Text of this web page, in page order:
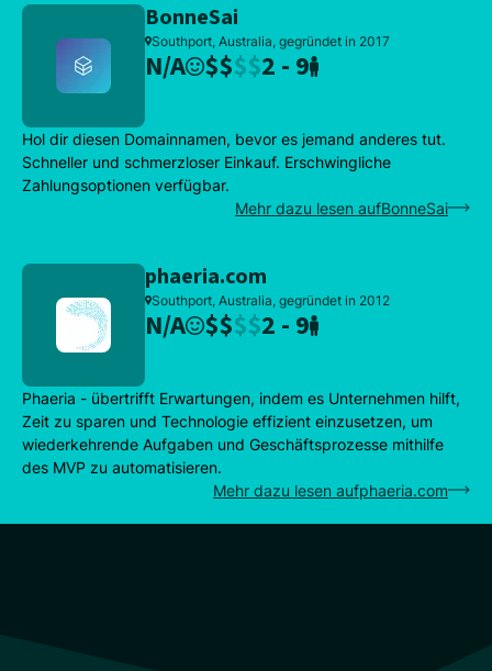
BonneSai
Southport, Australia, gegründet in 2017
N/A $$$$2 - 9
Hol dir diesen Domainnamen, bevor es jemand anderes tut.
Schneller und schmerzloser Einkauf. Erschwingliche
Zahlungsoptionen verfügbar.
Mehr dazu lesen aufBonneSai
phaeria.com
Southport, Australia, gegründet in 2012
N/A $$$$2 - 9
Phaeria - übertrifft Erwartungen, indem es Unternehmen hilft,
Zeit zu sparen und Technologie effizient einzusetzen, um
wiederkehrende Aufgaben und Geschäftsprozesse mithilfe
des MVP zu automatisieren.
Mehr dazu lesen aufphaeria.com